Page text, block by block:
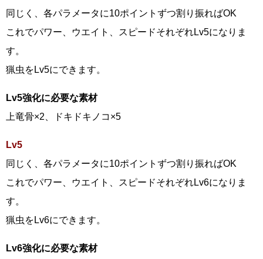
同じく、各パラメータに10ポイントずつ割り振ればOK
これでパワー、ウエイト、スピードそれぞれLv5になりま
す。
猟虫をLv5にできます。
Lv5強化に必要な素材
上竜骨×2、ドキドキノコ×5
Lv5
同じく、各パラメータに10ポイントずつ割り振ればOK
これでパワー、ウエイト、スピードそれぞれLv6になりま
す。
猟虫をLv6にできます。
Lv6強化に必要な素材